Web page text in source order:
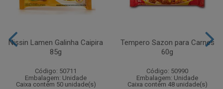
Nissin Lamen Galinha Caipira
85g
Código: 50711
Embalagem: Unidade
Caixa contém 50 unidade(s)
Tempero Sazon para Carnes
60g
Código: 50990
Embalagem: Unidade
Caixa contém 48 unidade(s)